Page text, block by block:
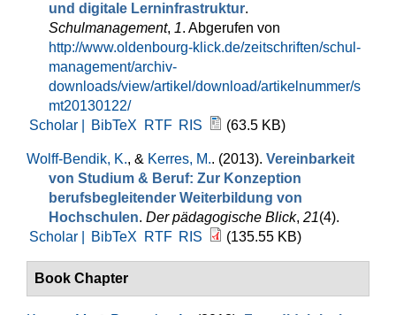
und digitale Lerninfrastruktur.
Schulmanagement, 1. Abgerufen von
http://www.oldenbourg-klick.de/zeitschriften/schul-
management/archiv-
downloads/view/artikel/download/artikelnummer/s
mt20130122/
Scholar |
BibTeX RTF RIS (63.5 KB)
Wolff-Bendik, K., & Kerres, M.. (2013). Vereinbarkeit
von Studium & Beruf: Zur Konzeption
berufsbegleitender Weiterbildung von
Hochschulen. Der pädagogische Blick, 21(4).
Scholar |
BibTeX RTF RIS (135.55 KB)
Book Chapter